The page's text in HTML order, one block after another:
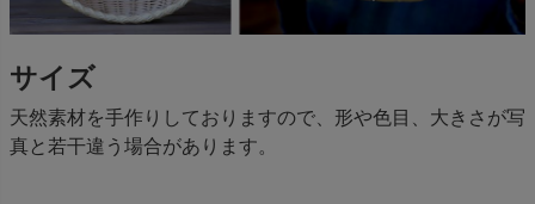
サイズ
天然素材を手作りしておりますので、形や色目、大きさが写
真と若干違う場合があります。